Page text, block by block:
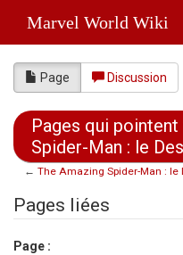
Marvel World Wiki
Page Discussion
Pages qui
Spider-Man : le
← The Amazing Spider-Man : le
Pages liées
Page :